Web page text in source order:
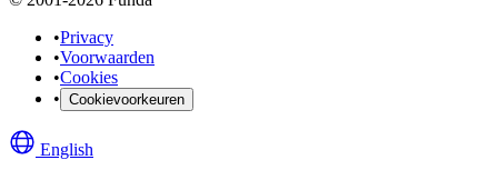
•Privacy
•Voorwaarden
•Cookies
• Cookievoorkeuren
English